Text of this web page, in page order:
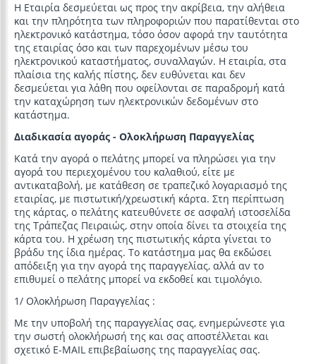
H Εταιρία δεσμεύεται ως προς την ακρίβεια, την αλήθεια
και την πληρότητα των πληροφοριών που παρατίθενται στο
ηλεκτρονικό κατάστημα, τόσο όσον αφορά την ταυτότητα
της εταιρίας όσο και των παρεχομένων μέσω του
ηλεκτρονικού καταστήματος, συναλλαγών. Η εταιρία, στα
πλαίσια της καλής πίστης, δεν ευθύνεται και δεν
δεσμεύεται για λάθη που οφείλονται σε παραδρομή κατά
την καταχώρηση των ηλεκτρονικών δεδομένων στο
κατάστημα.
Διαδικασία αγοράς - Ολοκλήρωση Παραγγελίας
Κατά την αγορά ο πελάτης μπορεί να πληρώσει για την
αγορά του περιεχομένου του καλαθιού, είτε με
αντικαταβολή, με κατάθεση σε τραπεζικό λογαριασμό της
εταιρίας, με πιστωτική/χρεωστική κάρτα. Στη περίπτωση
της κάρτας, ο πελάτης κατευθύνετε σε ασφαλή ιστοσελίδα
της Τράπεζας Πειραιώς, στην οποία δίνει τα στοιχεία της
κάρτα του. Η χρέωση της πιστωτικής κάρτα γίνεται το
βράδυ της ίδια ημέρας. Το κατάστημα μας θα εκδώσει
απόδειξη για την αγορά της παραγγελίας, αλλά αν το
επιθυμεί ο πελάτης μπορεί να εκδοθεί και τιμολόγιο.
1/ Ολοκλήρωση Παραγγελίας :
Με την υποβολή της παραγγελίας σας, ενημερώνεστε για
την σωστή ολοκλήρωσή της και σας αποστέλλεται και
σχετικό E-MAIL επιβεβαίωσης της παραγγελίας σας.